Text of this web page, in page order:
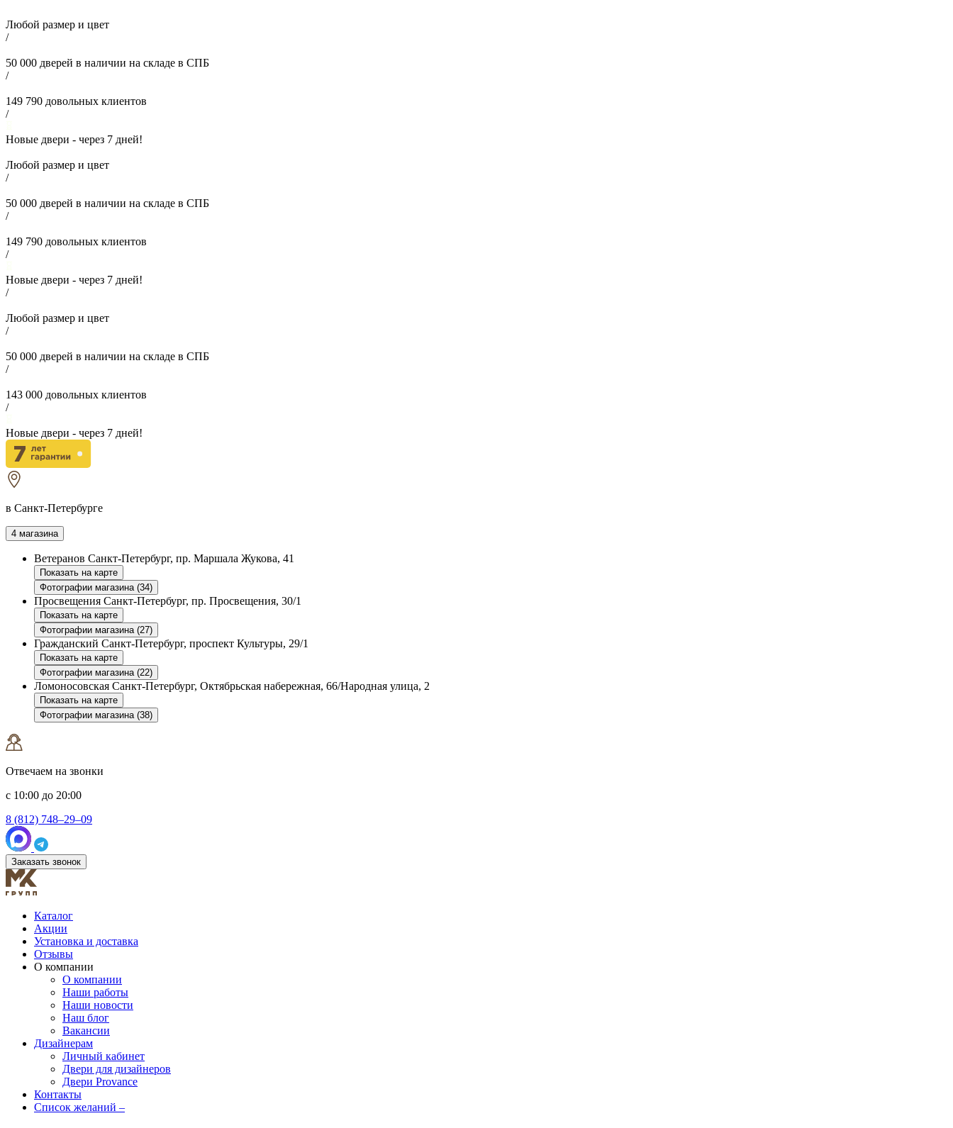
Любой размер и цвет
/
50 000 дверей в наличии на складе в СПБ
/
149 790 довольных клиентов
/
Новые двери - через 7 дней!
Любой размер и цвет
/
50 000 дверей в наличии на складе в СПБ
/
149 790 довольных клиентов
/
Новые двери - через 7 дней!
/
Любой размер и цвет
/
50 000 дверей в наличии на складе в СПБ
/
143 000 довольных клиентов
/
Новые двери - через 7 дней!
в Санкт-Петербурге
4 магазина
Ветеранов Санкт-Петербург, пр. Маршала Жукова, 41
Показать на карте
Фотографии магазина (34)
Просвещения Санкт-Петербург, пр. Просвещения, 30/1
Показать на карте
Фотографии магазина (27)
Гражданский Санкт-Петербург, проспект Культуры, 29/1
Показать на карте
Фотографии магазина (22)
Ломоносовская Санкт-Петербург, Октябрьская набережная, 66/Народная улица, 2
Показать на карте
Фотографии магазина (38)
Отвечаем на звонки
с 10:00 до 20:00
8 (812) 748–29–09
Заказать звонок
Каталог
Акции
Установка и доставка
Отзывы
О компании
О компании
Наши работы
Наши новости
Наш блог
Вакансии
Дизайнерам
Личный кабинет
Двери для дизайнеров
Двери Provance
Контакты
Список желаний –